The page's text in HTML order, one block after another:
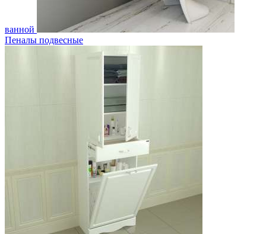
ванной
Пеналы подвесные